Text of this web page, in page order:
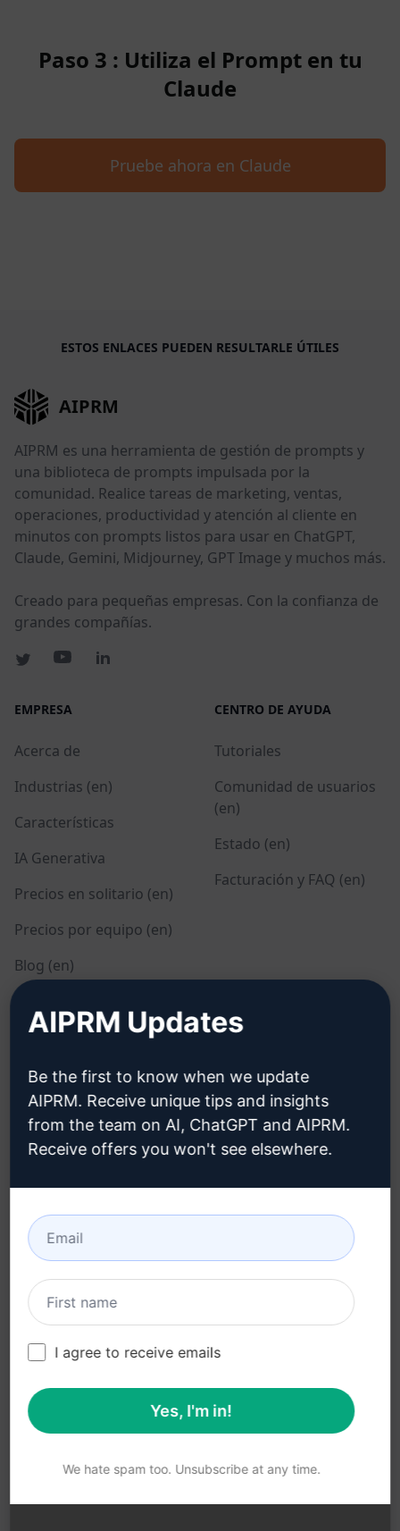
Paso 3 : Utiliza el Prompt en tu
Claude
Pruebe ahora en Claude
ESTOS ENLACES PUEDEN RESULTARLE ÚTILES
AIPRM
AIPRM es una herramienta de gestión de prompts y
una biblioteca de prompts impulsada por la
comunidad. Realice tareas de marketing, ventas,
operaciones, productividad y atención al cliente en
minutos con prompts listos para usar en ChatGPT,
Claude, Gemini, Midjourney, GPT Image y muchos más.
Creado para pequeñas empresas. Con la confianza de
grandes compañías.
EMPRESA
Acerca de
Industrias (en)
Características
IA Generativa
Precios en solitario (en)
Precios por equipo (en)
Blog (en)
CENTRO DE AYUDA
Tutoriales
Comunidad de usuarios
(en)
Estado (en)
Facturación y FAQ (en)
LEGAL
Política de privacidad
(en)
Política de uso aceptable
(en)
Condiciones de uso (en)
Términos de las
extensiones del
navegador (en)
Condiciones de
facturación (en)
DESCARGAR
Cómo instalar
Google Chrome
Microsoft Edge
© 2026
All logos, trademarks, and registered trademarks are the
AIPRM and other related brand names are registered
laws.
AIPRM Updates
Be the first to know when we update
AIPRM. Receive unique tips and insights
from the team on AI, ChatGPT and AIPRM.
Receive offers you won't see elsewhere.
I agree to receive emails
Yes, I'm in!
We hate spam too. Unsubscribe at any time.